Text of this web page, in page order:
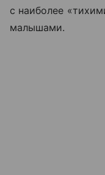
с наиболее
малышами.